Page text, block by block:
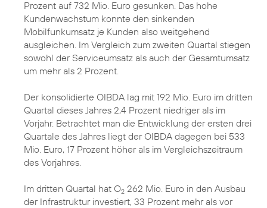
Prozent auf 732 Mio. Euro gesunken. Das hohe
Kundenwachstum konnte den sinkenden
Mobilfunkumsatz je Kunden also weitgehend
ausgleichen. Im Vergleich zum zweiten Quartal stiegen
sowohl der Serviceumsatz als auch der Gesamtumsatz
um mehr als 2 Prozent.
Der konsolidierte OIBDA lag mit 192 Mio. Euro im dritten
Quartal dieses Jahres 2,4 Prozent niedriger als im
Vorjahr. Betrachtet man die Entwicklung der ersten drei
Quartale des Jahres liegt der OIBDA dagegen bei 533
Mio. Euro, 17 Prozent höher als im Vergleichszeitraum
des Vorjahres.
Im dritten Quartal hat O2 262 Mio. Euro in den Ausbau
der Infrastruktur investiert, 33 Prozent mehr als vor